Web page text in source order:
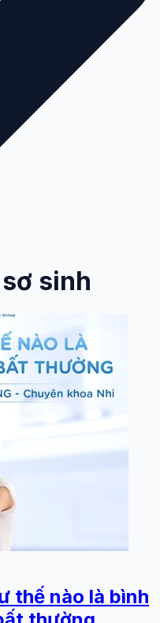
sinh
thế nào là bình